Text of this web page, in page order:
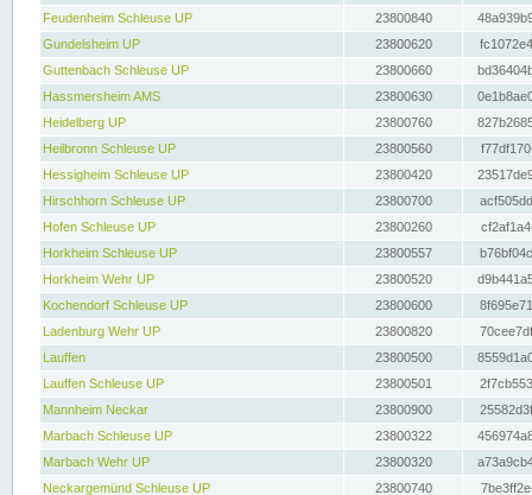
Feudenheim Schleuse UP
23800840
Gundelsheim UP
23800620
Guttenbach Schleuse UP
23800660
Hassmersheim AMS
23800630
Heidelberg UP
23800760
Heilbronn Schleuse UP
23800560
Hessigheim Schleuse UP
23800420
Hirschhorn Schleuse UP
23800700
Hofen Schleuse UP
23800260
Horkheim Schleuse UP
23800557
Horkheim Wehr UP
23800520
Kochendorf Schleuse UP
23800600
Ladenburg Wehr UP
23800820
Lauffen
23800500
Lauffen Schleuse UP
23800501
Mannheim Neckar
23800900
Marbach Schleuse UP
23800322
Marbach Wehr UP
23800320
Neckargemünd Schleuse UP
23800740